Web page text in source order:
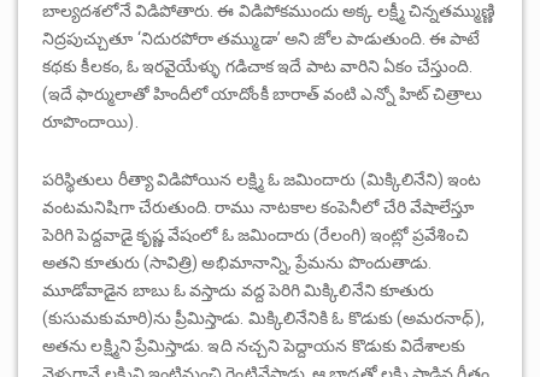
బాల్యదశలోనే విడిపోతారు. ఈ విడిపోకముందు అక్క లక్ష్మీ చిన్నతమ్ముణ్ణి
నిద్రపుచ్చుతూ ‘నిదురపోరా తమ్ముడా’ అని జోల పాడుతుంది. ఈపాటే
కథకు కీలకం, ఓ ఇరవైయేళ్ళు గడిచాక ఇదే పాట వారిని ఏకం చేస్తుంది.
(ఇదే ఫార్ములాతో హిందీలో యాదోంకీ బారాత్ వంటి ఎన్నో హిట్ చిత్రాలు
రూపొందాయి).
పరిస్థితులు రీత్యా విడిపోయిన లక్ష్మి ఓ జమిందారు (మిక్కిలినేని) ఇంట
వంటమనిషిగా చేరుతుంది. రాము నాటకాల కంపెనీలో చేరి వేషాలేస్తూ
పెరిగి పెద్దవాడై కృష్ణ వేషంలో ఓ జమిందారు (రేలంగి) ఇంట్లో ప్రవేశించి
అతని కూతురు (సావిత్రి) అభిమానాన్ని, ప్రేమను పొందుతాడు.
మూడోవాడైన బాబు ఓ వస్తాదు వద్ద పెరిగి మిక్కిలినేని కూతురు
(కుసుమకుమారి)ను ప్రీమిస్తాడు. మిక్కిలినేనికి ఓ కొడుకు (అమరనాధ్),
అతను లక్ష్మిని ప్రేమిస్తాడు. ఇది నచ్చని పెద్దాయన కొడుకు విదేశాలకు